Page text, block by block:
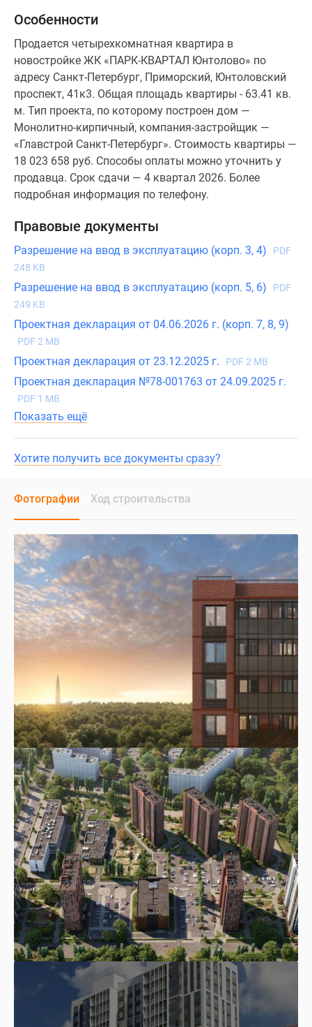
Особенности
Продается четырехкомнатная квартира в
новостройке ЖК «ПАРК-КВАРТАЛ Юнтолово» по
адресу Санкт-Петербург, Приморский, Юнтоловский
проспект, 41к3. Общая площадь квартиры - 63.41 кв.
м. Тип проекта, по которому построен дом —
Монолитно-кирпичный, компания-застройщик —
«Главстрой Санкт-Петербург». Стоимость квартиры —
18 023 658 руб. Способы оплаты можно уточнить у
продавца. Срок сдачи — 4 квартал 2026. Более
подробная информация по телефону.
Правовые документы
Разрешение на ввод в эксплуатацию (корп. 3, 4)
PDF
248 KB
Разрешение на ввод в эксплуатацию (корп. 5, 6)
PDF
249 KB
Проектная декларация от 04.06.2026 г. (корп. 7, 8, 9)
PDF 2 MB
Проектная декларация от 23.12.2025 г. PDF 2 MB
Проектная декларация №78-001763 от 24.09.2025 г.
PDF 1 MB
Показать ещё
Хотите получить все документы сразу?
Фотографии Ход строительства